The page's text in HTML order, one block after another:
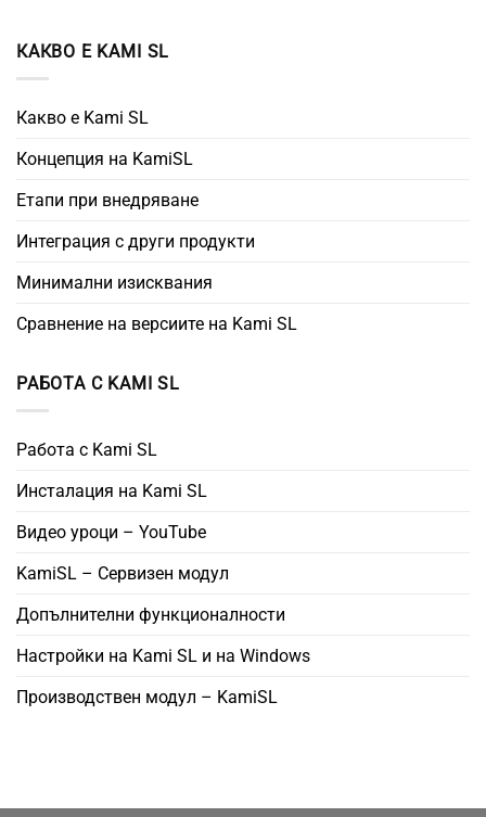
КАКВО Е KAMI SL
Какво е Kami SL
Концепция на KamiSL
Етапи при внедряване
Интеграция с други продукти
Минимални изисквания
Сравнение на версиите на Kami SL
РАБОТА С KAMI SL
Работа с Kami SL
Инсталация на Kami SL
Видео уроци – YouTube
KamiSL – Сервизен модул
Допълнителни функционалности
Настройки на Kami SL и на Windows
Производствен модул – KamiSL